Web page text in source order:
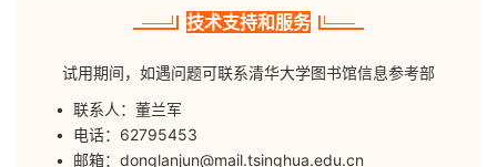
技术支持和服务
试用期间，如遇问题可联系清华大学图书馆信息参考部
• 联系人：董兰军
• 电话：62795453
• 邮箱： donglanjun@mail.tsinghua.edu.cn